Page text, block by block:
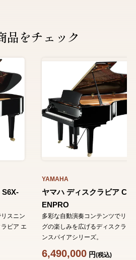
品をチェック
S6X-
スニン
ビア エ
YAMAHA
ヤマハ ディスクラビア
ENPRO
多彩な自動演奏コンテンツでリス
グの楽しみを広げるディスクラビ
ンスパイアシリーズ。
6,490,000円(税込)